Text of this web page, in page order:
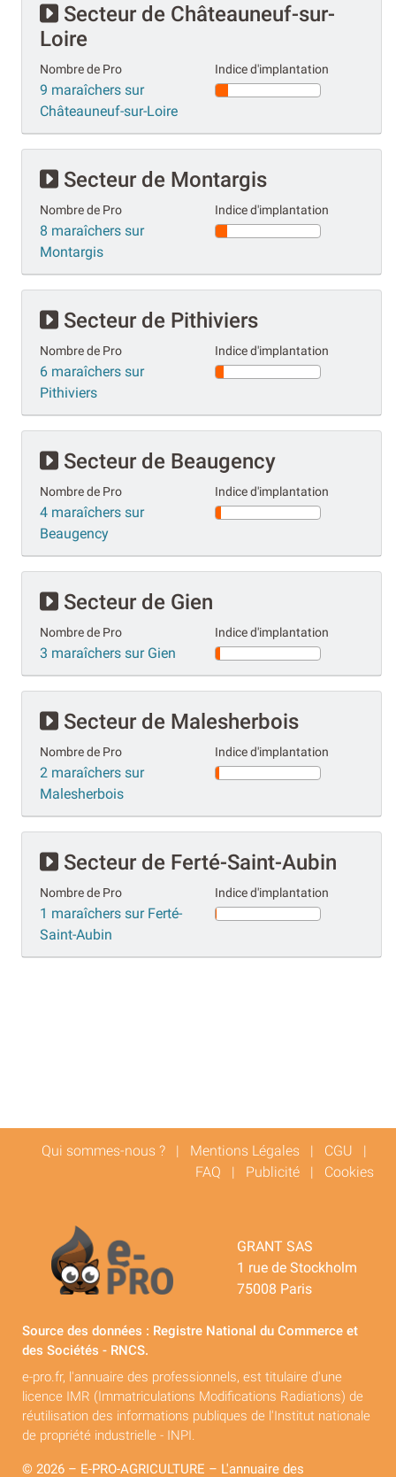
Secteur de Châteauneuf-sur-
Loire
Nombre de Pro
9 maraîchers sur
Châteauneuf-sur-Loire
Indice d'implantation
Secteur de Montargis
Nombre de Pro
8 maraîchers sur
Montargis
Indice d'implantation
Secteur de Pithiviers
Nombre de Pro
6 maraîchers sur
Pithiviers
Indice d'implantation
Secteur de Beaugency
Nombre de Pro
4 maraîchers sur
Beaugency
Indice d'implantation
Secteur de Gien
Nombre de Pro
3 maraîchers sur Gien
Indice d'implantation
Secteur de Malesherbois
Nombre de Pro
2 maraîchers sur
Malesherbois
Indice d'implantation
Secteur de Ferté-Saint-Aubin
Nombre de Pro
1 maraîchers sur Ferté-
Saint-Aubin
Indice d'implantation
Qui sommes-nous ? | Mentions Légales | CGU |
FAQ | Publicité | Cookies
GRANT SAS
1 rue de Stockholm
75008 Paris
Source des données : Registre National du Commerce et
des Sociétés - RNCS.
e-pro.fr, l'annuaire des professionnels, est titulaire d'une
licence IMR (Immatriculations Modifications Radiations) de
réutilisation des informations publiques de l'Institut nationale
de propriété industrielle - INPI.
© 2026 – E-PRO-AGRICULTURE – L'annuaire des